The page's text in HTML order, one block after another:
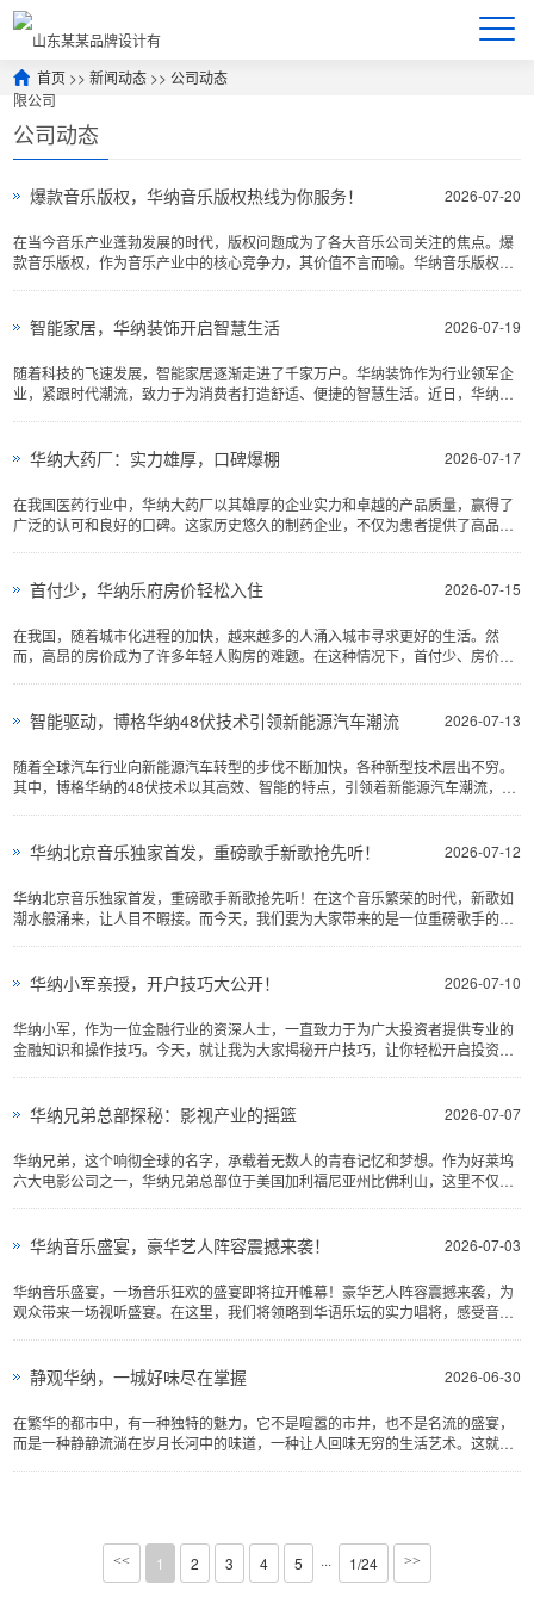
首页 >>新闻动态 >>公司动态
公司动态
2026-07-20
爆款音乐版权，华纳音乐版权热线为你服务！
在当今音乐产业蓬勃发展的时代，版权问题成为了各大音乐公司关注的焦点。爆
款音乐版权，作为音乐产业中的核心竞争力，其价值不言而喻。华纳音乐版权热
2026-07-19
智能家居，华纳装饰开启智慧生活
随着科技的飞速发展，智能家居逐渐走进了千家万户。华纳装饰作为行业领军企
业，紧跟时代潮流，致力于为消费者打造舒适、便捷的智慧生活。近日，华纳装
2026-07-17
华纳大药厂：实力雄厚，口碑爆棚
在我国医药行业中，华纳大药厂以其雄厚的企业实力和卓越的产品质量，赢得了
广泛的认可和良好的口碑。这家历史悠久的制药企业，不仅为患者提供了高品质
2026-07-15
首付少，华纳乐府房价轻松入住
在我国，随着城市化进程的加快，越来越多的人涌入城市寻求更好的生活。然
而，高昂的房价成为了许多年轻人购房的难题。在这种情况下，首付少、房价合
2026-07-13
智能驱动，博格华纳48伏技术引领新能源汽车潮流
随着全球汽车行业向新能源汽车转型的步伐不断加快，各种新型技术层出不穷。
其中，博格华纳的48伏技术以其高效、智能的特点，引领着新能源汽车潮流，成
2026-07-12
华纳北京音乐独家首发，重磅歌手新歌抢先听！
华纳北京音乐独家首发，重磅歌手新歌抢先听！在这个音乐繁荣的时代，新歌如
潮水般涌来，让人目不暇接。而今天，我们要为大家带来的是一位重磅歌手的新
2026-07-10
华纳小军亲授，开户技巧大公开！
华纳小军，作为一位金融行业的资深人士，一直致力于为广大投资者提供专业的
金融知识和操作技巧。今天，就让我为大家揭秘开户技巧，让你轻松开启投资之
2026-07-07
华纳兄弟总部探秘：影视产业的摇篮
华纳兄弟，这个响彻全球的名字，承载着无数人的青春记忆和梦想。作为好莱坞
六大电影公司之一，华纳兄弟总部位于美国加利福尼亚州比佛利山，这里不仅是
2026-07-03
华纳音乐盛宴，豪华艺人阵容震撼来袭！
华纳音乐盛宴，一场音乐狂欢的盛宴即将拉开帷幕！豪华艺人阵容震撼来袭，为
观众带来一场视听盛宴。在这里，我们将领略到华语乐坛的实力唱将，感受音乐
2026-06-30
静观华纳，一城好味尽在掌握
在繁华的都市中，有一种独特的魅力，它不是喧嚣的市井，也不是名流的盛宴，
而是一种静静流淌在岁月长河中的味道，一种让人回味无穷的生活艺术。这就是
<< 1 2 3 4 5 ··· 1/24 >>